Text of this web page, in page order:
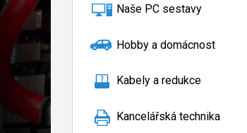
Naše PC sestavy
Hobby a domácnost
Kabely a redukce
Kancelářská technika